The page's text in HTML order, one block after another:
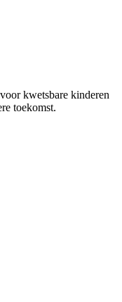
kwetsbare kinderen
toekomst.